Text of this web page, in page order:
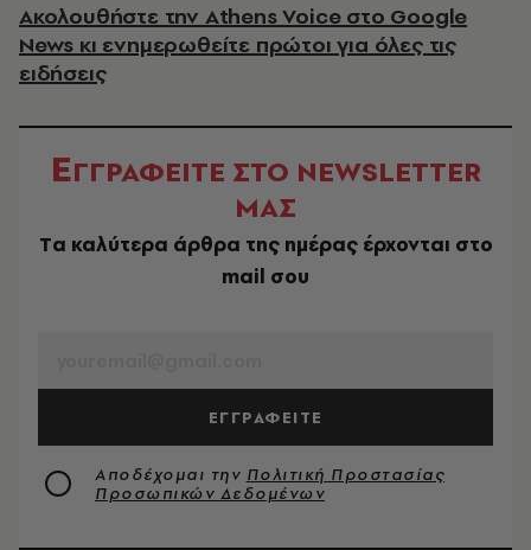
Ακολουθήστε την Athens Voice στο Google
News κι ενημερωθείτε πρώτοι για όλες τις
ειδήσεις
ΕΓΓΡΑΦΕΙΤΕ ΣΤΟ NEWSLETTER
ΜΑΣ
Tα καλύτερα άρθρα της ημέρας έρχονται στο
mail σου
ΕΓΓΡΑΦΕΙΤΕ
Αποδέχομαι την Πολιτική Προστασίας
Προσωπικών Δεδομένων